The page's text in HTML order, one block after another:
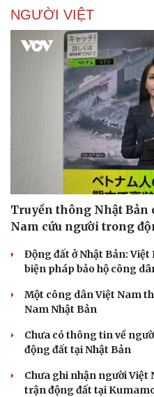
Nhi khoa
Nam khoa
Làm đẹp - giảm cân
Phòng mạch online
Ăn sạch sống khỏe
NGƯỜI VIỆT
Truyền thông Nhật Bản
Nam cứu người trong
Động đất ở Nhật Bản:
biện pháp bảo hộ công
Một công dân Việt Nam
Nam Nhật Bản
Chưa có thông tin về
động đất tại Nhật Bản
Chưa ghi nhận người
trận động đất tại